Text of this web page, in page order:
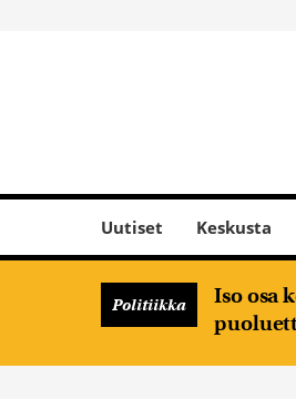
Uutiset Keskusta
Politiikka
Iso osa